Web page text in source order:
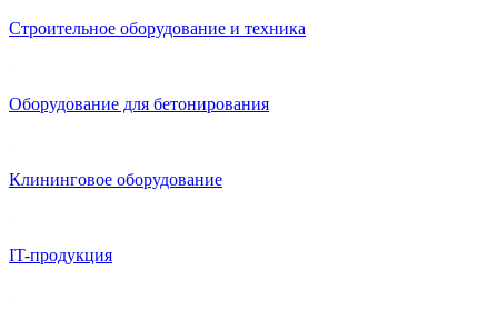
Строительное оборудование и техника
Оборудование для бетонирования
Клининговое оборудование
IT-продукция